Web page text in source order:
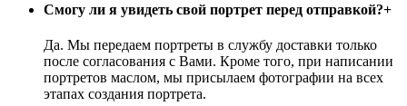
Смогу ли я увидеть свой портрет перед отправкой?+
Да. Мы передаем портреты в службу доставки только
после согласования с Вами. Кроме того, при написании
портретов маслом, мы присылаем фотографии на всех
этапах создания портрета.